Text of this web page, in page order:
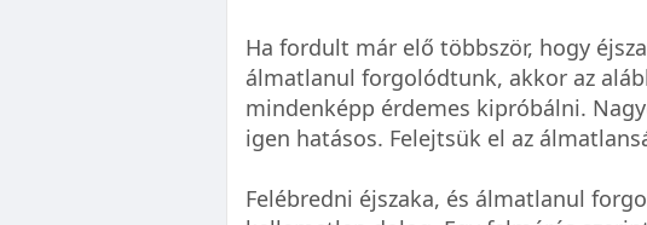
Ha fordult már elő többször, hogy
álmatlanul forgolódtunk, akkor az
mindenképp érdemes kipróbálni.
igen hatásos. Felejtsük el az
Felébredni éjszaka, és álmatlanul